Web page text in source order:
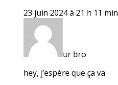
23 juin 2024 à 21 h 11 min
ur bro
hey, j’espère que ça va